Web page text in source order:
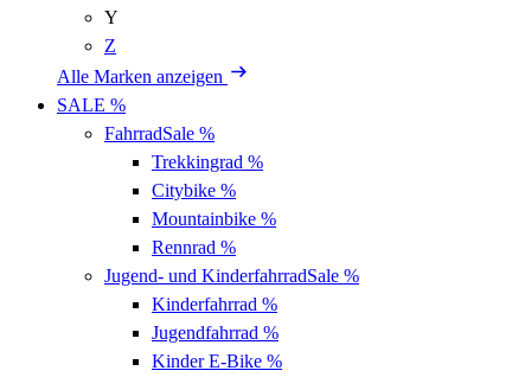
Y
Z
Alle Marken anzeigen
SALE %
FahrradSale %
Trekkingrad %
Citybike %
Mountainbike %
Rennrad %
Jugend- und KinderfahrradSale %
Kinderfahrrad %
Jugendfahrrad %
Kinder E-Bike %